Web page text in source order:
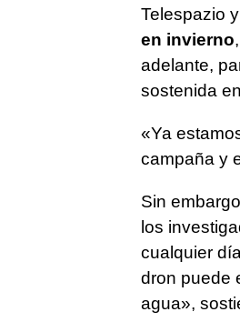
Telespazio
en invierno
adelante,
sostenida
«Ya
campaña y
Sin
los
cualquier
dron puede
agua»,